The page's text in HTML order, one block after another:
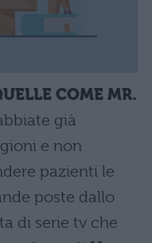
COME MR.
già
e non
pazienti le
poste dallo
di serie tv che